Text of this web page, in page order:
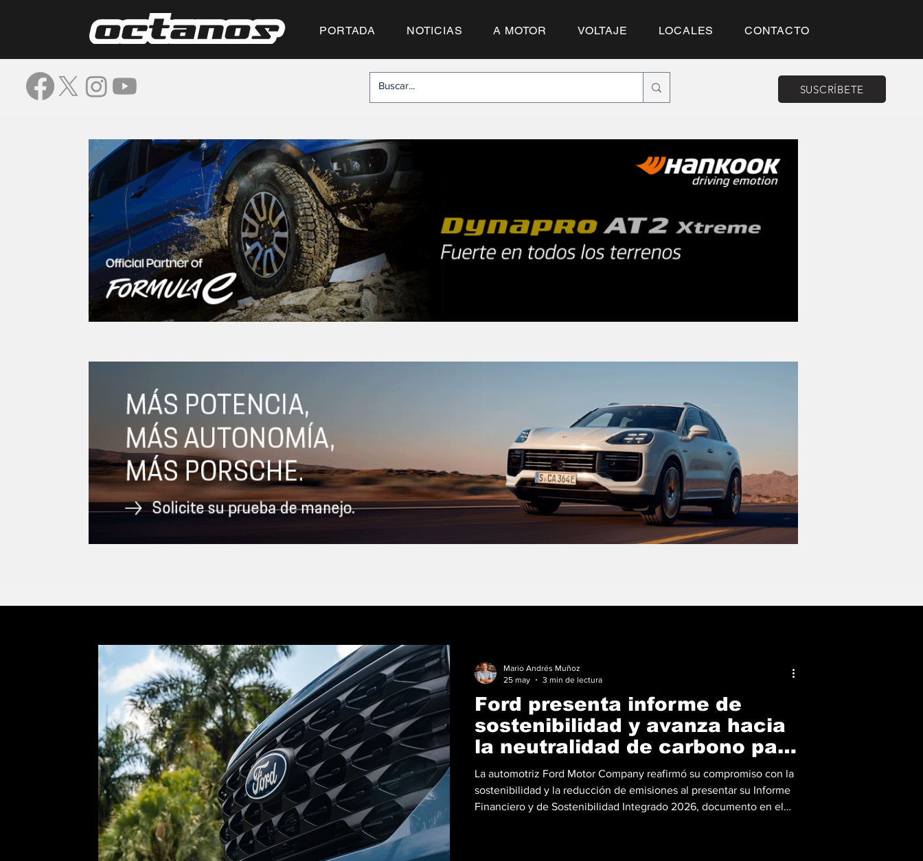
PORTADA NOTICIAS A MOTOR VOLTAJE LOCALES CONTACTO
SUSCRÍBETE
Ford presenta informe de
sostenibilidad y avanza hacia
la neutralidad de carbono para
2050
La automotriz Ford Motor Company reafirmó su compromiso con la
sostenibilidad y la reducción de emisiones al presentar su Informe
Financiero y de Sostenibilidad Integrado 2026, documento en el
Mario Andrés Muñoz
25 may
3 min de lectura